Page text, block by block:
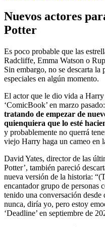
Nuevos actores
Potter
Es poco probable que las
Radcliffe, Emma Watson o
Sin embargo, no se descarta
especiales en algún momento.
El actor que le dio vida a
‘ComicBook’ en marzo
tratando de empezar de
quienquiera que lo esté
y probablemente no querrá
viejo Harry haga un cameo en
David Yates, director de las
Potter’, también pareció
nueva versión de la historia:
encantador grupo de personas
tenido una conversación
nunca, diría yo, pero estoy
‘Deadline’ en septiembre de